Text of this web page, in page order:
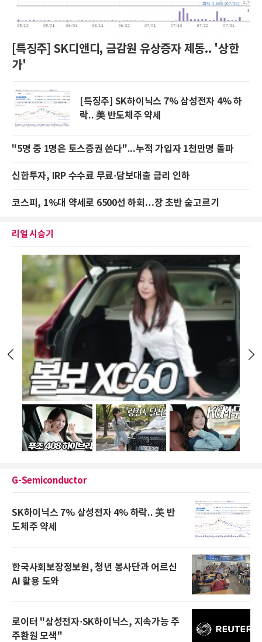
[특징주] SK디앤디, 금감원 유상증자 제동.. '상한
가'
[특징주] SK하이닉스 7% 삼성전자 4% 하
락.. 美 반도체주 약세
"5명 중 1명은 토스증권 쓴다"...누적 가입자 1천만명 돌파
신한투자, IRP 수수료 무료·담보대출 금리 인하
코스피, 1%대 약세로 6500선 하회…장 초반 숨고르기
리얼 시승기
G-Semiconductor
SK하이닉스 7% 삼성전자 4% 하락.. 美 반
도체주 약세
한국사회보장정보원, 청년 봉사단과 어르신
AI 활용 도와
로이터 "삼성전자·SK하이닉스, 지속가능 주
주환원 모색"